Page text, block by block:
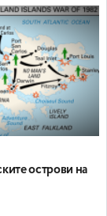
острови на